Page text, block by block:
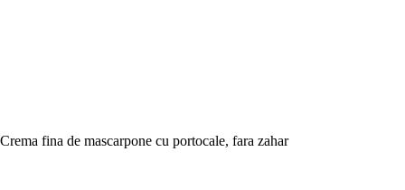
Crema fina de mascarpone cu portocale, fara zahar